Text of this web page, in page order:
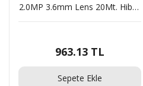
2.0MP 3.6mm Lens 20Mt. Hibrit
963.13 TL
Sepete Ekle